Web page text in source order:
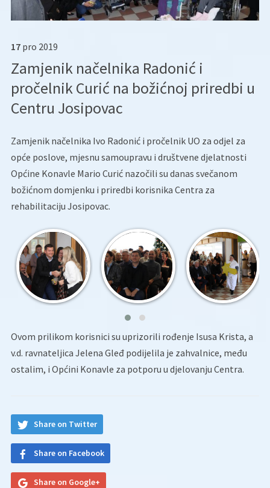
17 pro 2019
Zamjenik načelnika Radonić i
pročelnik Curić na božićnoj priredbi u
Centru Josipovac
Zamjenik načelnika Ivo Radonić i pročelnik UO za odjel za
opće poslove, mjesnu samoupravu i društvene djelatnosti
Općine Konavle Mario Curić nazočili su danas svečanom
božićnom domjenku i priredbi korisnika Centra za
rehabilitaciju Josipovac.
Ovom prilikom korisnici su uprizorili rođenje Isusa Krista, a
v.d. ravnateljica Jelena Gleđ podijelila je zahvalnice, među
ostalim, i Općini Konavle za potporu u djelovanju Centra.
Share on Twitter
Share on Facebook
Share on Google+